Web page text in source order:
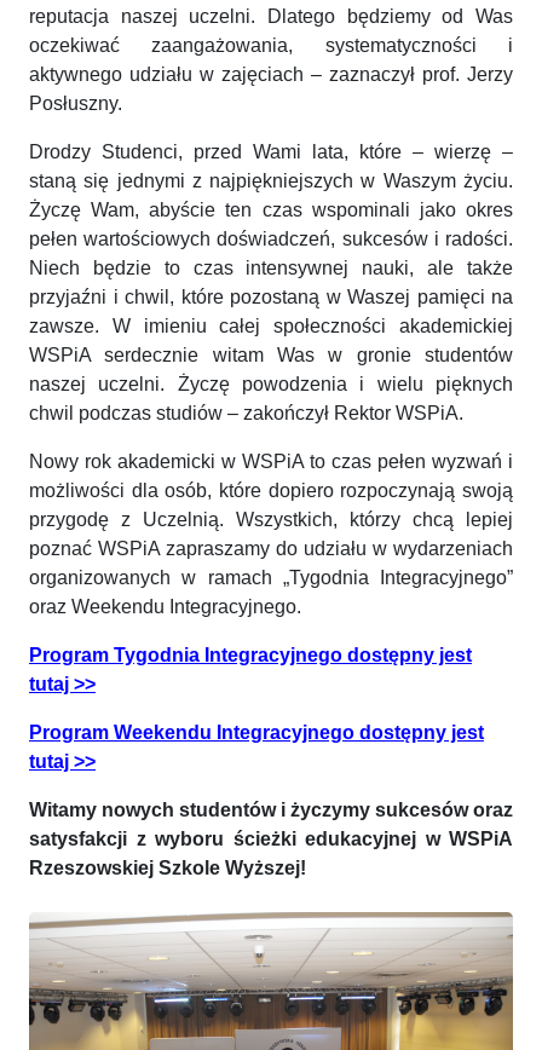
reputacja naszej uczelni. Dlatego będziemy od Was
oczekiwać zaangażowania, systematyczności i
aktywnego udziału w zajęciach – zaznaczył prof. Jerzy
Posłuszny.
Drodzy Studenci, przed Wami lata, które – wierzę –
staną się jednymi z najpiękniejszych w Waszym życiu.
Życzę Wam, abyście ten czas wspominali jako okres
pełen wartościowych doświadczeń, sukcesów i radości.
Niech będzie to czas intensywnej nauki, ale także
przyjaźni i chwil, które pozostaną w Waszej pamięci na
zawsze. W imieniu całej społeczności akademickiej
WSPiA serdecznie witam Was w gronie studentów
naszej uczelni. Życzę powodzenia i wielu pięknych
chwil podczas studiów – zakończył Rektor WSPiA.
Nowy rok akademicki w WSPiA to czas pełen wyzwań i
możliwości dla osób, które dopiero rozpoczynają swoją
przygodę z Uczelnią. Wszystkich, którzy chcą lepiej
poznać WSPiA zapraszamy do udziału w wydarzeniach
organizowanych w ramach „Tygodnia Integracyjnego”
oraz Weekendu Integracyjnego.
Program Tygodnia Integracyjnego dostępny jest
tutaj >>
Program Weekendu Integracyjnego dostępny jest
tutaj >>
Witamy nowych studentów i życzymy sukcesów oraz
satysfakcji z wyboru ścieżki edukacyjnej w WSPiA
Rzeszowskiej Szkole Wyższej!